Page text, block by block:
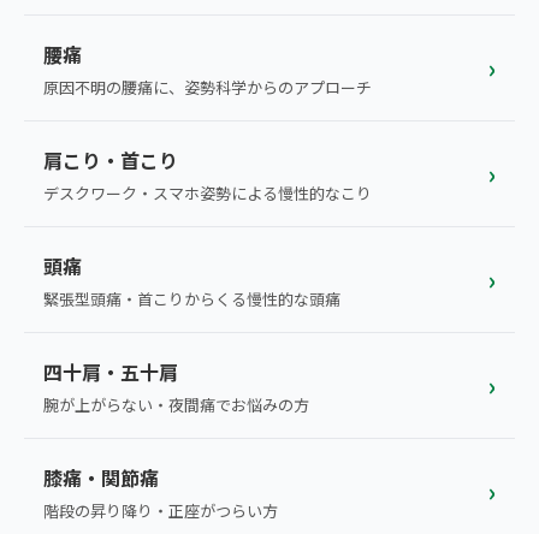
産後の不調・体型の崩れ
坐骨神経痛
ぎっくり腰
姿勢矯正
関東
新宿エリア（3院）
亀戸エリア（2院）
町田エリア（2院）
立川エリア（2院）
中国
広島エリア（4院）
giversメソッドGIFT
医師・専門家からの推薦
お知らせ
とらわれないカラダを。
腰痛
原因不明の腰痛に、姿勢科学からのアプローチ
›
肩こり・首こり
デスクワーク・スマホ姿勢による慢性的なこり
›
頭痛
緊張型頭痛・首こりからくる慢性的な頭痛
›
四十肩・五十肩
腕が上がらない・夜間痛でお悩みの方
›
膝痛・関節痛
階段の昇り降り・正座がつらい方
›